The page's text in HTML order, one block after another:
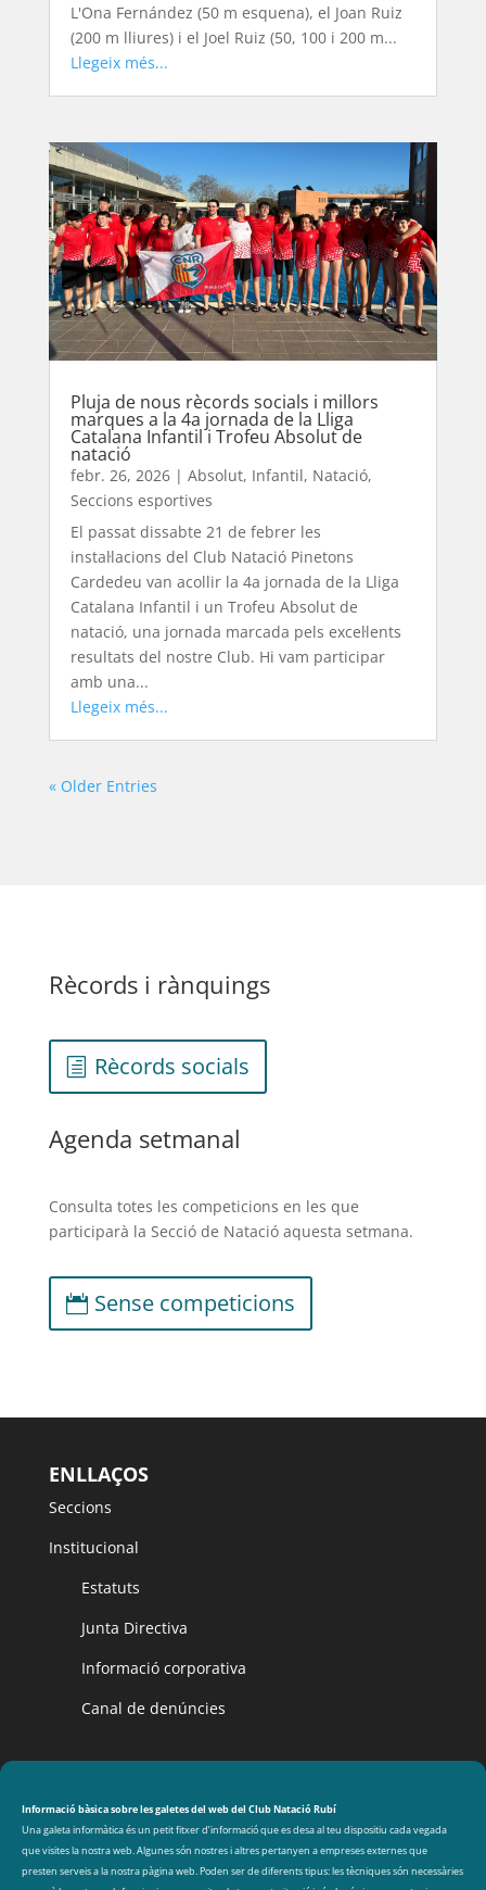
Informació bàsica sobre les galetes del web del Club Natació Rubí
Una galeta informàtica és un petit fitxer d’informació que es desa al teu dispositiu cada vegada
que visites la nostra web. Algunes són nostres i altres pertanyen a empreses externes que
presten serveis a la nostra pàgina web. Poden ser de diferents tipus: les tècniques són necessàries
L'Ona Fernández (50 m esquena), el Joan Ruiz
(200 m lliures) i el Joel Ruiz (50, 100 i 200 m...
Llegeix més...
Pluja de nous rècords socials i millors
marques a la 4a jornada de la Lliga
Catalana Infantil i Trofeu Absolut de
natació
febr. 26, 2026| Absolut, Infantil, Natació,
Seccions esportives
El passat dissabte 21 de febrer les
instal·lacions del Club Natació Pinetons
Cardedeu van acollir la 4a jornada de la Lliga
Catalana Infantil i un Trofeu Absolut de
natació, una jornada marcada pels excel·lents
resultats del nostre Club. Hi vam participar
amb una...
Llegeix més...
« Older Entries
Rècords i rànquings
Rècords socials
Agenda setmanal
Consulta totes les competicions en les que
participarà la Secció de Natació aquesta setmana.
Sense competicions
ENLLAÇOS
Seccions
Institucional
Estatuts
Junta Directiva
Informació corporativa
Canal de denúncies
Avinguda de les Olimpíades s/n, 08191 Rubí
DADES DE CONTACTE